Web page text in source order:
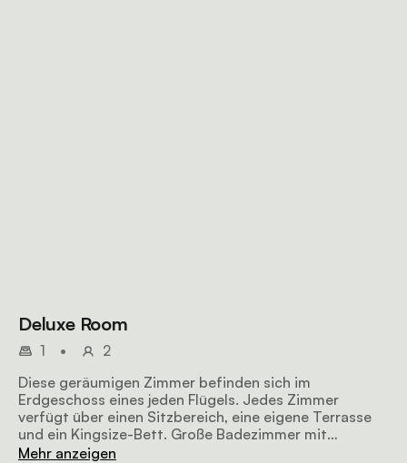
Deluxe Room
1 •
2
Diese geräumigen Zimmer befinden sich im
Erdgeschoss eines jeden Flügels. Jedes Zimmer
verfügt über einen Sitzbereich, eine eigene Terrasse
und ein Kingsize-Bett. Große Badezimmer mit
begehbarem Kleiderschrank, Doppelwaschtisch,
Mehr anzeigen